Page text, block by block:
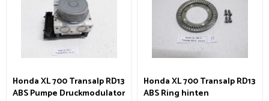
Honda XL 700 Transalp RD13
ABS Pumpe Druckmodulator
Honda XL 700 Transalp RD13
ABS Ring hinten